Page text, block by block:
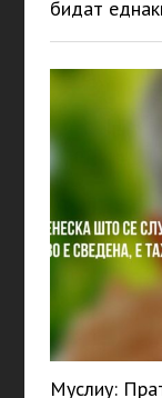
бидат
Муслиу: